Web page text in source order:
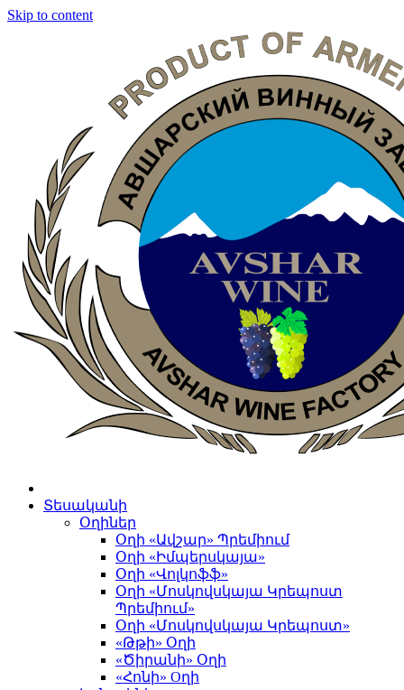
Skip to content
Տեսականի
Օղիներ
Օղի «Ավշար» Պրեմիում
Օղի «Իմպերսկայա»
Օղի «Վոլկոֆֆ»
Օղի «Մոսկովսկայա Կրեպոստ
Պրեմիում»
Օղի «Մոսկովսկայա Կրեպոստ»
«Թթի» Օղի
«Ծիրանի» Օղի
«Հոնի» Оղի